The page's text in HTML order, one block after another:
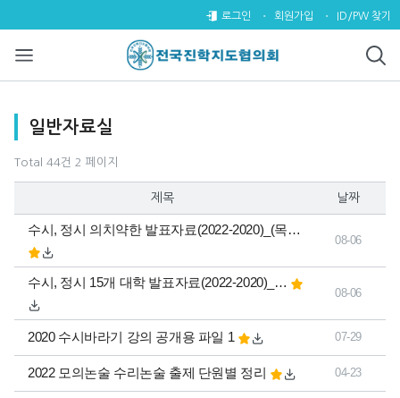
일반자료실 2 페이지
로그인 회원가입 ID/PW 찾기
일반자료실
Total 44건 2 페이지
제목 날짜
수시, 정시 의치약한 발표자료(2022-2020)_(목…
08-06
수시, 정시 15개 대학 발표자료(2022-2020)_…
08-06
2020 수시바라기 강의 공개용 파일 1 07-29
2022 모의논술 수리논술 출제 단원별 정리 04-23